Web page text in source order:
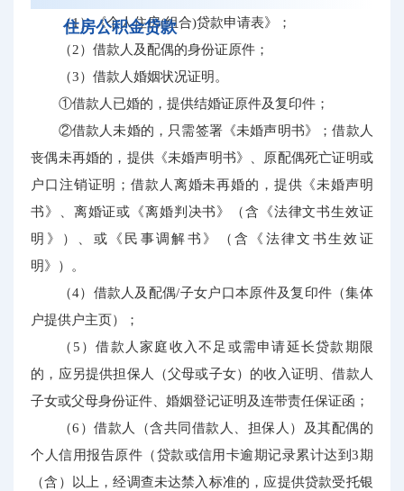
住房公积金贷款
（1）《个人住房(组合)贷款申请表》；
（2）借款人及配偶的身份证原件；
（3）借款人婚姻状况证明。
①借款人已婚的，提供结婚证原件及复印件；
②借款人未婚的，只需签署《未婚声明书》；借款人
丧偶未再婚的，提供《未婚声明书》、原配偶死亡证明或
户口注销证明；借款人离婚未再婚的，提供《未婚声明
书》、离婚证或《离婚判决书》（含《法律文书生效证
明》）、或《民事调解书》（含《法律文书生效证
明》）。
（4）借款人及配偶/子女户口本原件及复印件（集体
户提供户主页）；
（5）借款人家庭收入不足或需申请延长贷款期限
的，应另提供担保人（父母或子女）的收入证明、借款人
子女或父母身份证件、婚姻登记证明及连带责任保证函；
（6）借款人（含共同借款人、担保人）及其配偶的
个人信用报告原件（贷款或信用卡逾期记录累计达到3期
（含）以上，经调查未达禁入标准的，应提供贷款受托银